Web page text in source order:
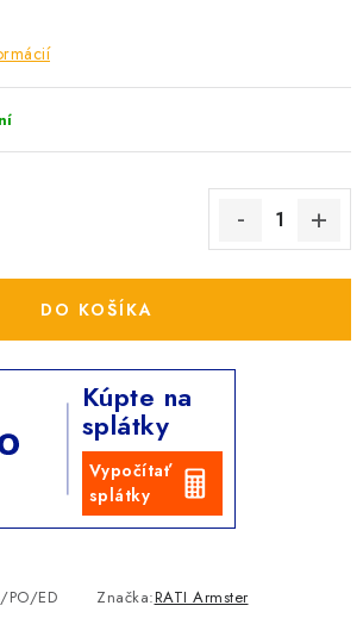
DO KOŠÍKA
Kúpte na
splátky
Vypočítať
splátky
PO/ED Značka:RATI Armster